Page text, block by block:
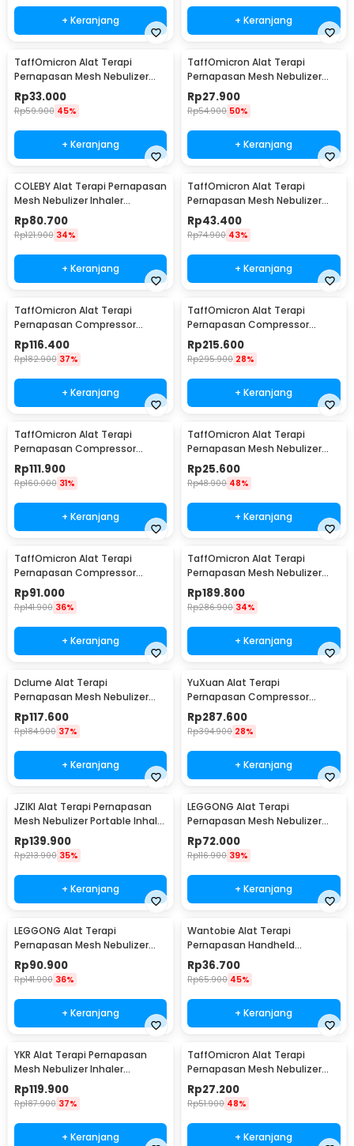
+ Keranjang + Keranjang
TaffOmicron Alat Terapi
Pernapasan Mesh Nebulizer
Portable Inhaler With Battery -
JSL-W302
Rp33.000
Rp59.900 45%
+ Keranjang
TaffOmicron Alat Terapi
Pernapasan Mesh Nebulizer
Inhaler Atomizer Without
Battery - JSL-W303
Rp27.900
Rp54.900 50%
+ Keranjang
COLEBY Alat Terapi Pernapasan
Mesh Nebulizer Inhaler
Atomizer - TZ-W08
Rp80.700
Rp121.900 34%
+ Keranjang
TaffOmicron Alat Terapi
Pernapasan Mesh Nebulizer
Inhaler Atomizer With Battery
- JSL-W303
Rp43.400
Rp74.900 43%
+ Keranjang
TaffOmicron Alat Terapi
Pernapasan Compressor
Nebulizer Inhaler - SZ5
Rp116.400
Rp182.900 37%
+ Keranjang
TaffOmicron Alat Terapi
Pernapasan Compressor
Nebulizer Inhaler - RAK362
Rp215.600
Rp295.900 28%
+ Keranjang
TaffOmicron Alat Terapi
Pernapasan Compressor
Nebulizer Inhaler - GS-302
Rp111.900
Rp160.000 31%
+ Keranjang
TaffOmicron Alat Terapi
Pernapasan Mesh Nebulizer
Inhaler Atomizer Baterai AA -
JSL-W302
Rp25.600
Rp48.900 48%
+ Keranjang
TaffOmicron Alat Terapi
Pernapasan Compressor
Nebulizer Inhaler - JSL-W310
Rp91.000
Rp141.900 36%
+ Keranjang
TaffOmicron Alat Terapi
Pernapasan Mesh Nebulizer
Inhaler Atomizer - YK-N3AA
Rp189.800
Rp286.900 34%
+ Keranjang
Dclume Alat Terapi
Pernapasan Mesh Nebulizer
Inhaler Atomizer - YM213
Rp117.600
Rp184.900 37%
+ Keranjang
YuXuan Alat Terapi
Pernapasan Compressor
Nebulizer Inhaler Atomizer -
CNB-69021
Rp287.600
Rp394.900 28%
+ Keranjang
JZIKI Alat Terapi Pernapasan
Mesh Nebulizer Portable Inhaler
Atomizer - ZK-Q3
Rp139.900
Rp213.900 35%
+ Keranjang
LEGGONG Alat Terapi
Pernapasan Mesh Nebulizer
Portable Inhaler Plug In - HSK-
W005
Rp72.000
Rp116.900 39%
+ Keranjang
LEGGONG Alat Terapi
Pernapasan Mesh Nebulizer
Portable Inhaler Rechargeable
- HSK-W005
Rp90.900
Rp141.900 36%
+ Keranjang
Wantobie Alat Terapi
Pernapasan Handheld
Nebulizer Inhaler Atomizer -
ZH-N3
Rp36.700
Rp65.900 45%
+ Keranjang
YKR Alat Terapi Pernapasan
Mesh Nebulizer Inhaler
Atomizer - YK-N5BA
Rp119.900
Rp187.900 37%
+ Keranjang
TaffOmicron Alat Terapi
Pernapasan Mesh Nebulizer
Inhaler Atomizer Baterai
Rechargeable - JSL-W302
Rp27.200
Rp51.900 48%
+ Keranjang